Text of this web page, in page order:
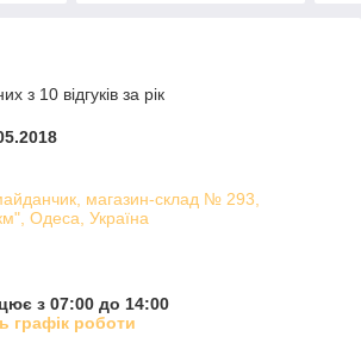
з 10 відгуків за рік
магазин-склад № 293,
Одеса, Україна
з 07:00 до 14:00
графік роботи